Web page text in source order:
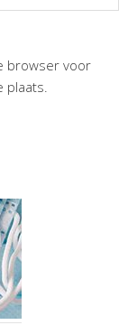
browser voor